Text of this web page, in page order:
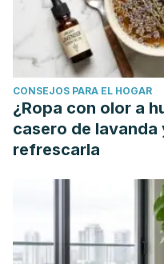
CONSEJOS PARA EL HOGAR
¿Ropa con olor a
casero de lavanda
refrescarla